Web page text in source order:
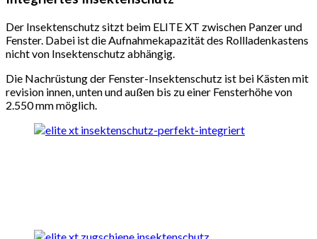
Der Insektenschutz sitzt beim ELITE XT zwischen Panzer und
Fenster. Dabei ist die Aufnahmekapazität des Rollladenkastens
nicht von Insektenschutz abhängig.
Die Nachrüstung der Fenster-Insektenschutz ist bei Kästen mit
revision innen, unten und außen bis zu einer Fensterhöhe von
2.550 mm möglich.